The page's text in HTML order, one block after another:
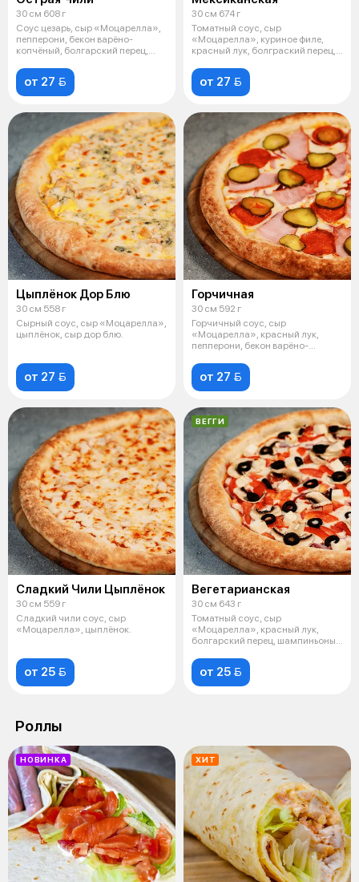
30 см 608 г
Соус цезарь, сыр «Моцарелла»,
пепперони, бекон варёно-
копчёный, болгарский перец,
от 27 
30 см 674 г
Томатный соус, сыр
«Моцарелла», куриное филе,
красный лук, болграский перец,
от 27 
Цыплёнок Дор Блю
30 см 558 г
Сырный соус, сыр «Моцарелла»,
цыплёнок, сыр дор блю.
от 27 
Горчичная
30 см 592 г
Горчичный соус, сыр
«Моцарелла», красный лук,
пепперони, бекон варёно-
от 27 
Сладкий Чили Цыплёнок
30 см 559 г
Сладкий чили соус, сыр
«Моцарелла», цыплёнок.
от 25 
ВЕГГИ
Вегетарианская
30 см 643 г
Томатный соус, сыр
«Моцарелла», красный лук,
болгарский перец, шампиньоны,
от 25 
Роллы
НОВИНКА ХИТ